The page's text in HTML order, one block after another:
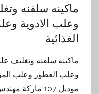
ماكينه سلفنه
وعلب الادوية
الغذائية
ماكينه سلفنه وتغليف
وعلب العطور وعلب
موديل 107